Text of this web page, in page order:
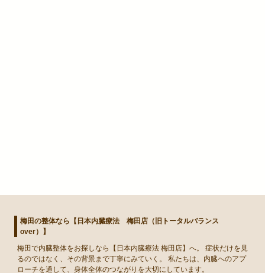
梅田の整体なら【日本内臓療法 梅田店（旧トータルバランス
over）】
梅田で内臓整体をお探しなら【日本内臓療法 梅田店】へ。 症状だけを見
るのではなく、その背景まで丁寧にみていく。 私たちは、内臓へのアプ
ローチを通して、身体全体のつながりを大切にしています。